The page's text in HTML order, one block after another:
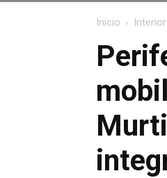
Início Interior